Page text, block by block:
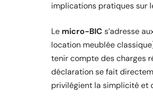
implications pratiques sur
Le micro-BIC s’adresse
location meublée
tenir compte des charges
déclaration se fait
privilégient la simplicité et